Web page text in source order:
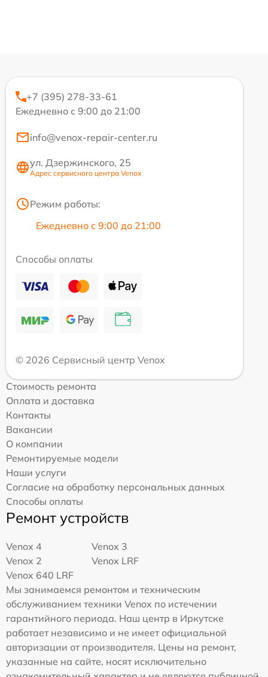
+7 (395) 278-33-61
Ежедневно с 9:00 до 21:00
info@venox-repair-center.ru
ул. Дзержинского, 25
Адрес сервисного центра Venox
Режим работы:
Ежедневно с 9:00 до 21:00
Способы оплаты
© 2026 Сервисный центр Venox
Стоимость ремонта
Оплата и доставка
Контакты
Вакансии
О компании
Ремонтируемые модели
Наши услуги
Согласие на обработку персональных данных
Способы оплаты
Ремонт устройств
Venox 4
Venox 3
Venox 2
Venox LRF
Venox 640 LRF
Мы занимаемся ремонтом и техническим
обслуживанием техники Venox по истечении
гарантийного периода. Наш центр в Иркутске
работает независимо и не имеет официальной
авторизации от производителя. Цены на ремонт,
указанные на сайте, носят исключительно